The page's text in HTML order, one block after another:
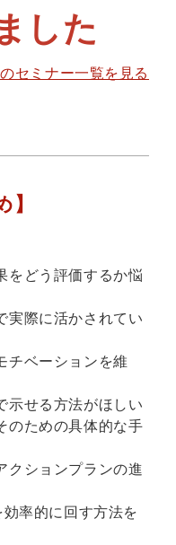
した
セミナー一覧を見る
】
をどう評価するか悩
実際に活かされてい
チベーションを維
示せる方法がほしい
のための具体的な手
クションプランの進
率的に回す方法を